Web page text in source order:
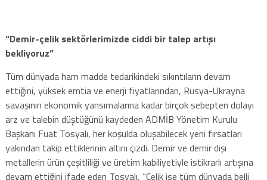
“Demir-çelik sektörlerimizde ciddi bir talep artışı
bekliyoruz”
Tüm dünyada ham madde tedarikindeki sıkıntıların devam
ettiğini, yüksek emtia ve enerji fiyatlarından, Rusya-Ukrayna
savaşının ekonomik yansımalarına kadar birçok sebepten dolayı
arz ve talebin düştüğünü kaydeden ADMİB Yönetim Kurulu
Başkanı Fuat Tosyalı, her koşulda oluşabilecek yeni fırsatları
yakından takip ettiklerinin altını çizdi. Demir ve demir dışı
metallerin ürün çeşitliliği ve üretim kabiliyetiyle istikrarlı artışına
devam ettiğini ifade eden Tosyalı, “Çelik ise tüm dünyada belli